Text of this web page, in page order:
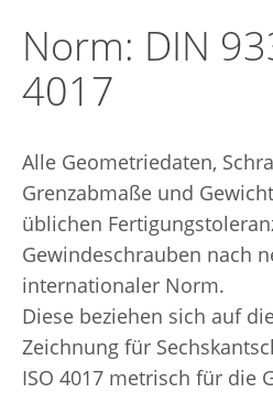
Norm: DIN
4017
Alle Geometriedaten,
Grenzabmaße und
üblichen
Gewindeschrauben nach
internationaler Norm.
Diese beziehen sich auf
Zeichnung für
ISO 4017 metrisch für die